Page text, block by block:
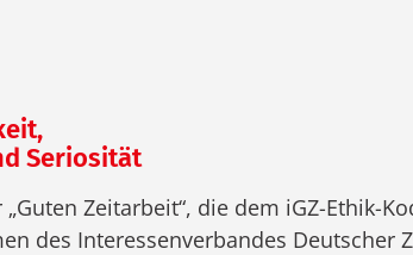
Seriosität
Zeitarbeit“, die dem iGZ-Ethik-
des Interessenverbandes Deutscher